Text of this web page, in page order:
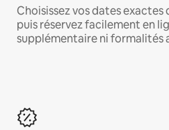
Choisissez vos dates
puis réservez facilement en
supplémentaire ni formalités